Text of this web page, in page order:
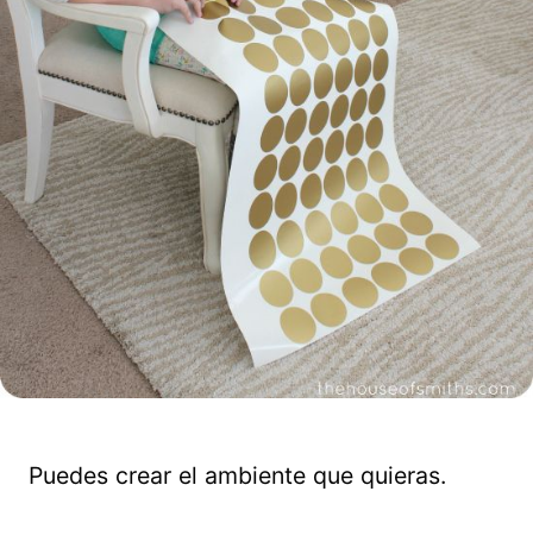
Puedes crear el ambiente que quieras.